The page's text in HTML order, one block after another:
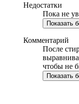
Недостатки
Пока не
Показать
Комментарий
После
чтобы не
Показать